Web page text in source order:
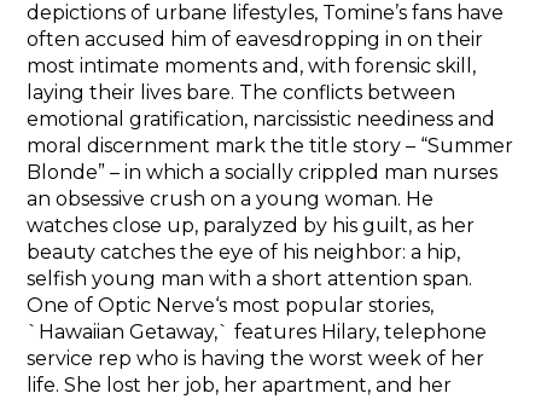
depictions of urbane lifestyles, Tomine’s fans have
often accused him of eavesdropping in on their
most intimate moments and, with forensic skill,
laying their lives bare. The conflicts between
emotional gratification, narcissistic neediness and
moral discernment mark the title story – “Summer
Blonde” – in which a socially crippled man nurses
an obsessive crush on a young woman. He
watches close up, paralyzed by his guilt, as her
beauty catches the eye of his neighbor: a hip,
selfish young man with a short attention span.
One ofOptic Nerve‘s most popular stories,
`Hawaiian Getaway,` features Hilary, telephone
service rep who is having the worst week of her
life. She lost her job, her apartment, and her